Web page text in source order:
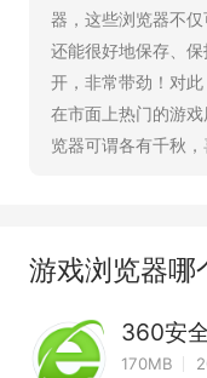
器，这些浏览器不
还能很好地保存、
开，非常带劲！对
在市面上热门的游
览器可谓各有千秋
360安
170MB